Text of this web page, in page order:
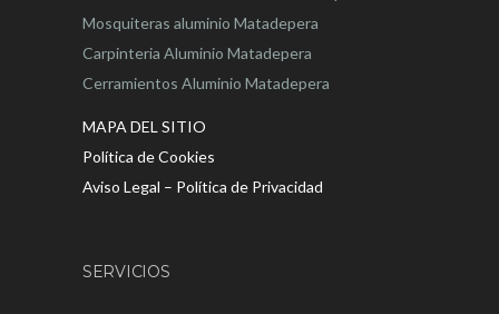
Mosquiteras aluminio Matadepera
Carpinteria Aluminio Matadepera
Cerramientos Aluminio Matadepera
MAPA DEL SITIO
Política de Cookies
Aviso Legal – Política de Privacidad
SERVICIOS